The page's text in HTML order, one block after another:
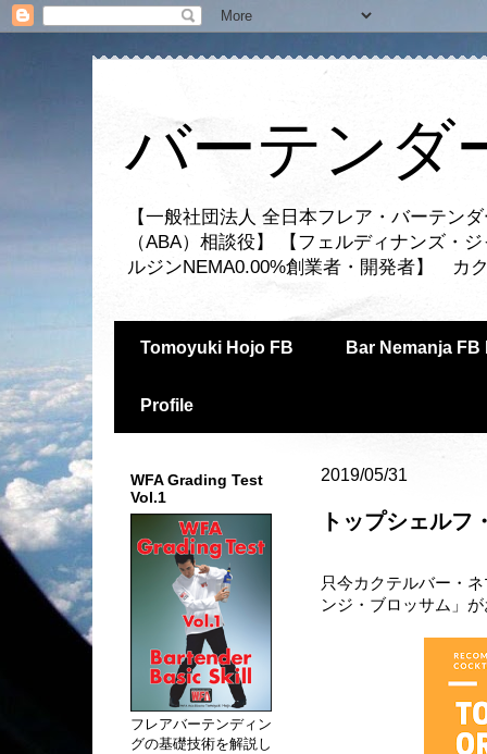
バーテンダ
【一般社団法人 全日本フレア・バーテン
（ABA）相談役】 【フェルディナンズ・
ルジンNEMA0.00%創業者・開発者】 カ
Tomoyuki Hojo FB Bar Nemanja FB
Profile
2019/05/31
トップシェルフ
只今カクテルバー・
ンジ・ブロッサム」
WFA Grading Test
Vol.1
フレアバーテンディン
グの基礎技術を解説し